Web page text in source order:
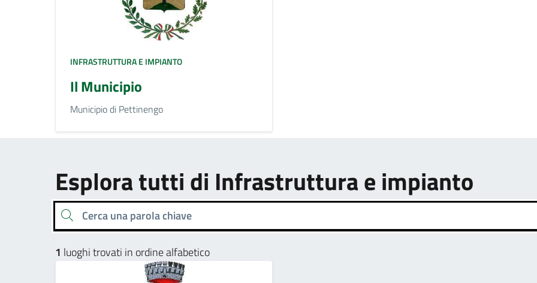
INFRASTRUTTURA E IMPIANTO
Il Municipio
Municipio di Pettinengo
Esplora tutti di Infrastruttura e impianto
Cerca una parola chiave
1 luoghi trovati in ordine alfabetico